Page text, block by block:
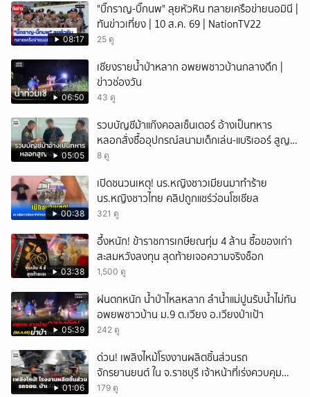
08:17
"บิ๊กราญ-บิ๊กนพ" ลุยหัวหิน ทลายเครือข่ายนอมินี |
ทันข่าวเที่ยง | 10 ส.ค. 69 | NationTV22
25 ดู
06:50
เชียงรายน้ำป่าหลาก อพยพชาวบ้านกลางดึก |
ข่าวช่องวัน
43 ดู
05:05
รวบบัญชีม้าแก๊งคอลเซ็นเตอร์ อ้างเป็นทหาร
หลอกสั่งซื้ออุปกรณ์สนามเด็กเล่น-แบริเออร์ สูญ
เงิน 7.1 แสน
8 ดู
00:38
เปิดชนวนเหตุ! นร.หญิงชาวเมียนมาทำร้าย
นร.หญิงชาวไทย คลิปถูกแชร์ว่อนโซเชียล
321 ดู
03:38
อึ้งหนัก! ข้าราชการเกษียณทุ่ม 4 ล้าน ซื้อของเก่า
สะสมหวังลงทุน สุดท้ายเจอความจริงช็อก
1,500 ดู
05:39
ฝนตกหนัก น้ำป่าไหลหลาก ลำน้ำแม่ปูนรับน้ำไม่ทัน
อพยพชาวบ้าน ม.9 ต.เวียง อ.เวียงป่าเป้า
242 ดู
01:06
ด่วน! เพลิงไหม้โรงงานผลิตชิ้นส่วนรถ
จักรยานยนต์ ใน จ.ราชบุรี เจ้าหน้าที่เร่งควบคุม
เพลิง
179 ดู